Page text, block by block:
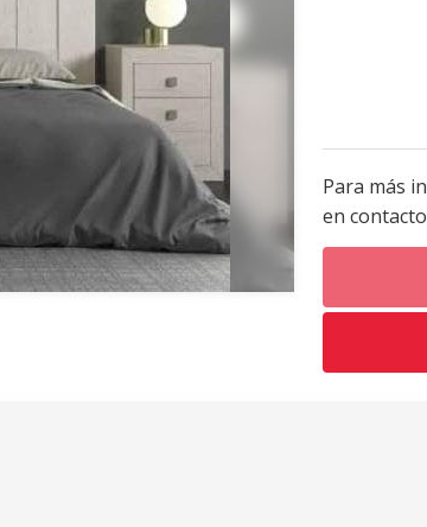
Para más
en